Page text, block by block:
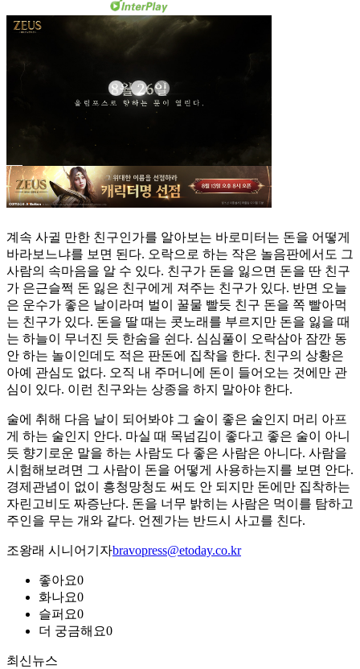
계속 사귈 만한 친구인가를 알아보는 바로미터는 돈을 어떻게
바라보느냐를 보면 된다. 오락으로 하는 작은 놀음판에서도 그
사람의 속마음을 알 수 있다. 친구가 돈을 잃으면 돈을 딴 친구
가 은근슬쩍 돈 잃은 친구에게 져주는 친구가 있다. 반면 오늘
은 운수가 좋은 날이라며 벌이 꿀물 빨듯 친구 돈을 쪽 빨아먹
는 친구가 있다. 돈을 딸 때는 콧노래를 부르지만 돈을 잃을 때
는 하늘이 무너진 듯 한숨을 쉰다. 심심풀이 오락삼아 잠깐 동
안 하는 놀이인데도 적은 판돈에 집착을 한다. 친구의 상황은
아예 관심도 없다. 오직 내 주머니에 돈이 들어오는 것에만 관
심이 있다. 이런 친구와는 상종을 하지 말아야 한다.
술에 취해 다음 날이 되어봐야 그 술이 좋은 술인지 머리 아프
게 하는 술인지 안다. 마실 때 목넘김이 좋다고 좋은 술이 아니
듯 향기로운 말을 하는 사람도 다 좋은 사람은 아니다. 사람을
시험해보려면 그 사람이 돈을 어떻게 사용하는지를 보면 안다.
경제관념이 없이 흥청망청도 써도 안 되지만 돈에만 집착하는
자린고비도 짜증난다. 돈을 너무 밝히는 사람은 먹이를 탐하고
주인을 무는 개와 같다. 언젠가는 반드시 사고를 친다.
조왕래 시니어기자bravopress@etoday.co.kr
좋아요0
화나요0
슬퍼요0
더 궁금해요0
최신뉴스